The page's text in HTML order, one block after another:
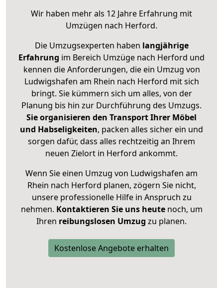
Wir haben mehr als 12 Jahre Erfahrung mit
Umzügen nach Herford.
Die Umzugsexperten haben langjährige
Erfahrung im Bereich Umzüge nach Herford und
kennen die Anforderungen, die ein Umzug von
Ludwigshafen am Rhein nach Herford mit sich
bringt. Sie kümmern sich um alles, von der
Planung bis hin zur Durchführung des Umzugs.
Sie organisieren den Transport Ihrer Möbel
und Habseligkeiten, packen alles sicher ein und
sorgen dafür, dass alles rechtzeitig an Ihrem
neuen Zielort in Herford ankommt.
Wenn Sie einen Umzug von Ludwigshafen am
Rhein nach Herford planen, zögern Sie nicht,
unsere professionelle Hilfe in Anspruch zu
nehmen. Kontaktieren Sie uns heutenoch, um
Ihren reibungslosen Umzug zu planen.
Kostenlose Angebote erhalten